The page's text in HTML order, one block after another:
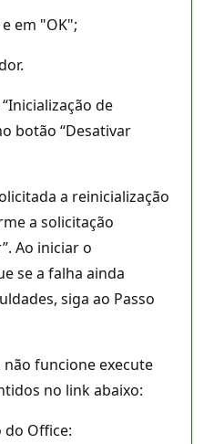
em "OK";
de
botão “Desativar
a reinicialização
a solicitação
Ao iniciar o
se a falha ainda
siga ao Passo
não funcione execute
no link abaixo:
do Office: